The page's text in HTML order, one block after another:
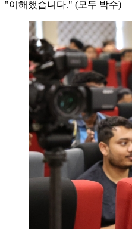
"이해했습니다." (모두 박수)